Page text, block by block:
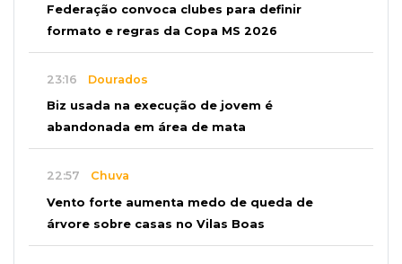
Federação convoca clubes para definir
formato e regras da Copa MS 2026
23:16 Dourados
Biz usada na execução de jovem é
abandonada em área de mata
22:57 Chuva
Vento forte aumenta medo de queda de
árvore sobre casas no Vilas Boas